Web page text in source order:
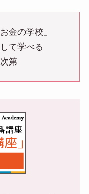
金の学校」
て学べる
第